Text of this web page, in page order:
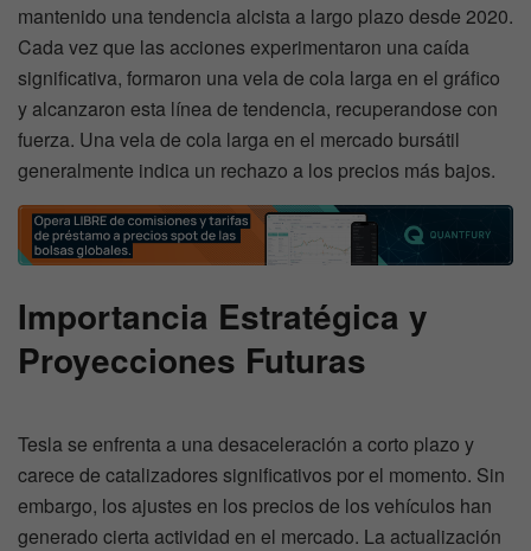
mantenido una tendencia alcista a largo plazo desde 2020.
Cada vez que las acciones experimentaron una caída
significativa, formaron una vela de cola larga en el gráfico
y alcanzaron esta línea de tendencia, recuperandose con
fuerza. Una vela de cola larga en el mercado bursátil
generalmente indica un rechazo a los precios más bajos.
Importancia Estratégica y
Proyecciones Futuras
Tesla se enfrenta a una desaceleración a corto plazo y
carece de catalizadores significativos por el momento. Sin
embargo, los ajustes en los precios de los vehículos han
generado cierta actividad en el mercado. La actualización